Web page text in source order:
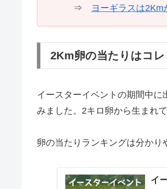
⇒ ヨーギラスは2Km
2Km卵の当たりはコレ
イースターイベントの期間中
みました。2キロ卵から生まれ
卵の当たりランキングは分かり
イ